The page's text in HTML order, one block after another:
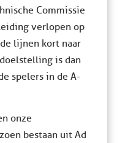
Commissie
verlopen op
lijnen kort naar
is dan
spelers in de A-
onze
bestaan uit Ad